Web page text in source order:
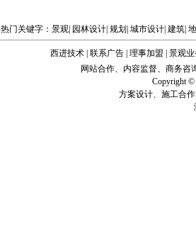
热门关键字： 景观 园林设计 规划 城市设计 建筑
西进技术 联系广告 理事加盟
景观
网站合作、内容监督、商务咨
Copyright
方案设计、施工合